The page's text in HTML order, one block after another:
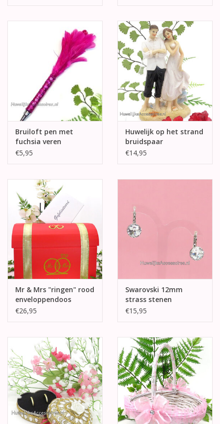
Bruiloft pen met
fuchsia veren
€5,95
Huwelijk op het strand
bruidspaar
taarttopper
€14,95
Mr & Mrs "ringen" rood
enveloppendoos
€26,95
Swarovski 12mm
strass stenen
oorbellen
€15,95